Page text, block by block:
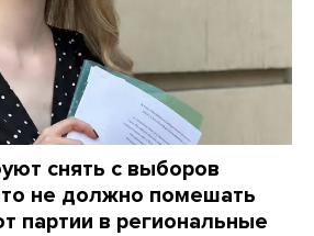
снять с выборов
не должно помешать
партии в региональные